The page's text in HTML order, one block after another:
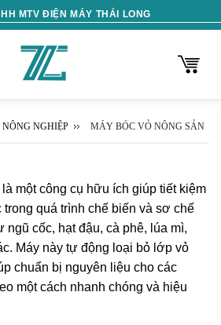
MTV ĐIỆN MÁY THÁI LONG
NGHIỆP MÁY BÓC VỎ NÔNG SẢN
một công cụ hữu ích giúp tiết kiệm
quá trình chế biến và sơ chế
ngũ cốc, hạt đậu, cà phê, lúa mì,
Máy này tự động loại bỏ lớp vỏ
chuẩn bị nguyên liệu cho các
một cách nhanh chóng và hiệu